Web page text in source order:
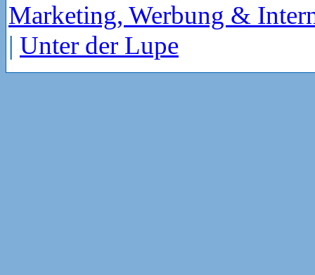
Marketing, Werbung &
| Unter der Lupe